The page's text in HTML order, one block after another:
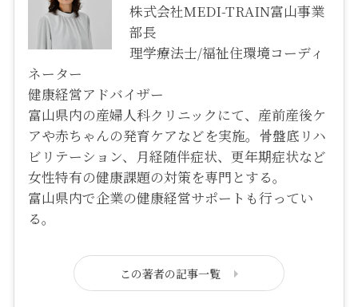
株式会社MEDI-TRAIN富山事業
部長
理学療法士/福祉住環境コーディ
ネーター
健康経営アドバイザー
富山県内の産婦人科クリニックにて、産前産後ケ
アや赤ちゃんの発育ケアなどを実施。骨盤底リハ
ビリテーション、月経随伴症状、更年期症状など
女性特有の健康課題の対策を専門とする。
富山県内で企業の健康経営サポートも行ってい
る。
この著者の記事一覧